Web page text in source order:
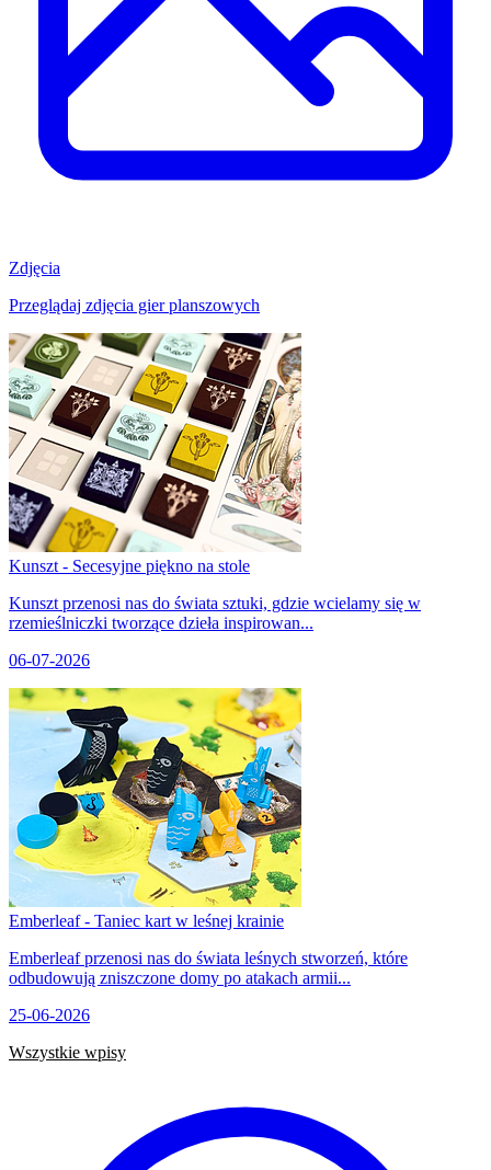
Zdjęcia
Przeglądaj zdjęcia gier planszowych
Kunszt - Secesyjne piękno na stole
Kunszt przenosi nas do świata sztuki, gdzie wcielamy się w
rzemieślniczki tworzące dzieła inspirowan...
06-07-2026
Emberleaf - Taniec kart w leśnej krainie
Emberleaf przenosi nas do świata leśnych stworzeń, które
odbudowują zniszczone domy po atakach armii...
25-06-2026
Wszystkie wpisy